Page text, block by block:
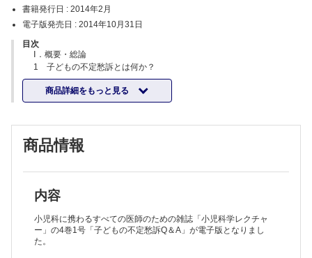
書籍発行日 : 2014年2月
電子版発売日 : 2014年10月31日
目次
Ⅰ．概要・総論
1 子どもの不定愁訴とは何か？
2 日本小児心身医学会作成各種ガイドラインを使った不定愁訴の診療
ノウハウ
Ⅱ．起立性調整障害とそのガイドラインの概説
Ⅲ．不定愁訴から起立性調節障害を見極める
5 不登校を主訴に受診した患児の場合
Ⅳ．鑑別診断
8 どのように鑑別診断を進めるか
9 失神を生ずる基礎疾患との鑑別
10 朝がだるくて起きられない
11 いらいらなどの精神症状
商品詳細をもっと見る
商品情報
内容
小児科に携わるすべての医師のための雑誌「小児科学レクチャ
ー」の4巻1号「子どもの不定愁訴Q＆A」が電子版となりまし
た。